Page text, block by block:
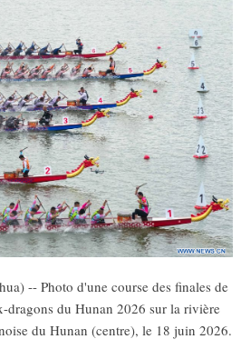
-- Photo d'une course des finales de
dragons du Hunan 2026 sur la rivière
du Hunan (centre), le 18 juin 2026.